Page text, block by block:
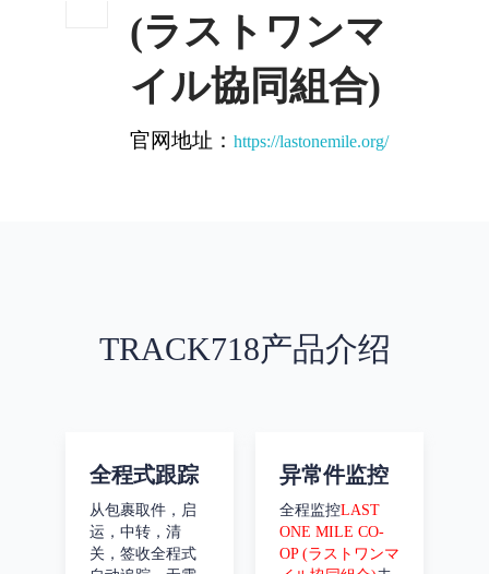
(ラストワンマ
イル協同組合)
官网地址： https://lastonemile.org/
TRACK718产品介绍
全程式跟踪
从包裹取件，启
运，中转，清
关，签收全程式
异常件监控
全程监控LAST
ONE MILE CO-
OP (ラストワンマ